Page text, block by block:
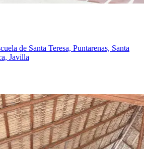
de Santa Teresa, Puntarenas, Santa
Javilla